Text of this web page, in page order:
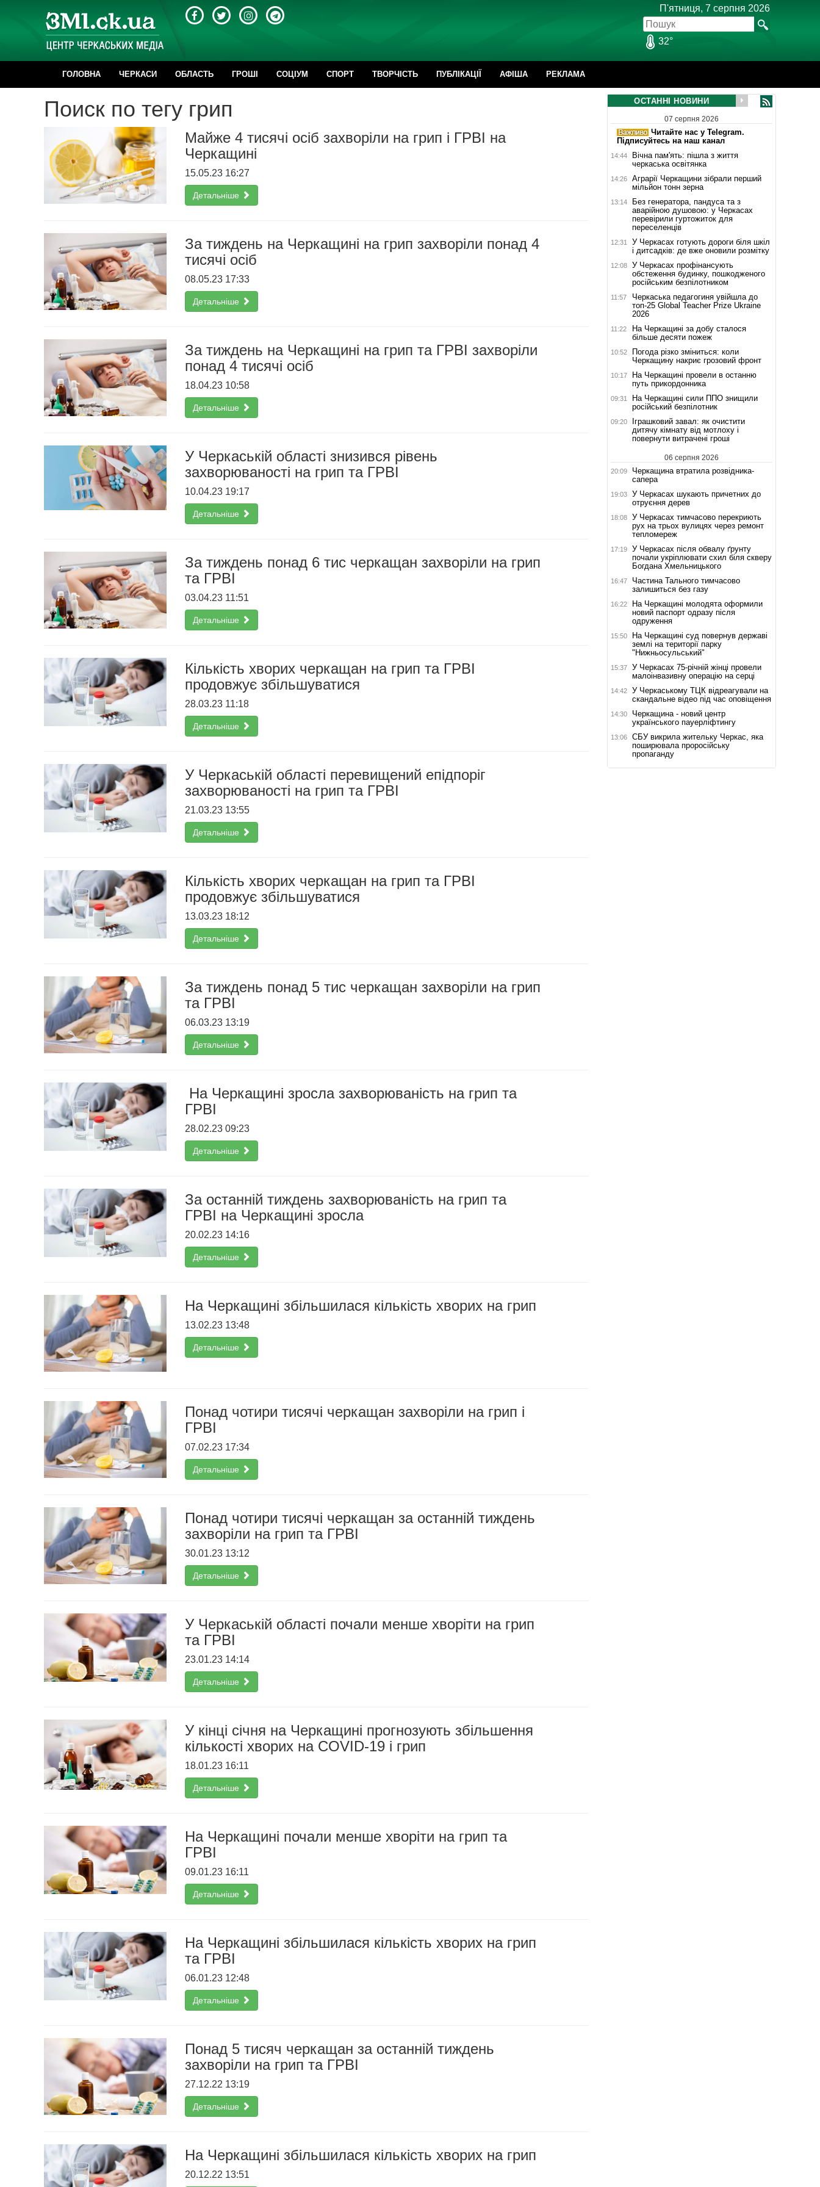
П'ятниця, 7 серпня 2026
32°
ГОЛОВНА ЧЕРКАСИ ОБЛАСТЬ ГРОШІ CОЦІУМ СПОРТ ТВОРЧІСТЬ ПУБЛІКАЦІЇ АФІША РЕКЛАМА
Поиск по тегу грип
Майже 4 тисячі осіб захворіли на грип і ГРВІ на
Черкащині
15.05.23 16:27
Детальніше
За тиждень на Черкащині на грип захворіли понад 4
тисячі осіб
08.05.23 17:33
Детальніше
За тиждень на Черкащині на грип та ГРВІ захворіли
понад 4 тисячі осіб
18.04.23 10:58
Детальніше
У Черкаській області знизився рівень
захворюваності на грип та ГРВІ
10.04.23 19:17
Детальніше
За тиждень понад 6 тис черкащан захворіли на грип
та ГРВІ
03.04.23 11:51
Детальніше
Кількість хворих черкащан на грип та ГРВІ
продовжує збільшуватися
28.03.23 11:18
Детальніше
У Черкаській області перевищений епідпоріг
захворюваності на грип та ГРВІ
21.03.23 13:55
Детальніше
Кількість хворих черкащан на грип та ГРВІ
продовжує збільшуватися
13.03.23 18:12
Детальніше
За тиждень понад 5 тис черкащан захворіли на грип
та ГРВІ
06.03.23 13:19
Детальніше
На Черкащині зросла захворюваність на грип та
ГРВІ
28.02.23 09:23
Детальніше
За останній тиждень захворюваність на грип та
ГРВІ на Черкащині зросла
20.02.23 14:16
Детальніше
На Черкащині збільшилася кількість хворих на грип
13.02.23 13:48
Детальніше
Понад чотири тисячі черкащан захворіли на грип і
ГРВІ
07.02.23 17:34
Детальніше
Понад чотири тисячі черкащан за останній тиждень
захворіли на грип та ГРВІ
30.01.23 13:12
Детальніше
У Черкаській області почали менше хворіти на грип
та ГРВІ
23.01.23 14:14
Детальніше
У кінці січня на Черкащині прогнозують збільшення
кількості хворих на COVID-19 і грип
18.01.23 16:11
Детальніше
На Черкащині почали менше хворіти на грип та
ГРВІ
09.01.23 16:11
Детальніше
На Черкащині збільшилася кількість хворих на грип
та ГРВІ
06.01.23 12:48
Детальніше
Понад 5 тисяч черкащан за останній тиждень
захворіли на грип та ГРВІ
27.12.22 13:19
Детальніше
На Черкащині збільшилася кількість хворих на грип
20.12.22 13:51
ОСТАННІ НОВИНИ
07 серпня 2026
Читайте нас у Telegram.
Підписуйтесь на наш канал
14:44
Вічна пам'ять: пішла з життя
черкаська освітянка
14:26
Аграрії Черкащини зібрали перший
мільйон тонн зерна
13:14
Без генератора, пандуса та з
аварійною душовою: у Черкасах
перевірили гуртожиток для
переселенців
12:31
У Черкасах готують дороги біля шкіл
і дитсадків: де вже оновили розмітку
12:08
У Черкасах профінансують
обстеження будинку, пошкодженого
російським безпілотником
11:57
Черкаська педагогиня увійшла до
топ-25 Global Teacher Prize Ukraine
2026
11:22
На Черкащині за добу сталося
більше десяти пожеж
10:52
Погода різко зміниться: коли
Черкащину накриє грозовий фронт
10:17
На Черкащині провели в останню
путь прикордонника
09:31
На Черкащині сили ППО знищили
російський безпілотник
09:20
Іграшковий завал: як очистити
дитячу кімнату від мотлоху і
повернути витрачені гроші
06 серпня 2026
20:09
Черкащина втратила розвідника-
сапера
19:03
У Черкасах шукають причетних до
отруєння дерев
18:08
У Черкасах тимчасово перекриють
рух на трьох вулицях через ремонт
тепломереж
17:19
У Черкасах після обвалу ґрунту
почали укріплювати схил біля скверу
Богдана Хмельницького
16:47
Частина Тального тимчасово
залишиться без газу
16:22
На Черкащині молодята оформили
новий паспорт одразу після
одруження
15:50
На Черкащині суд повернув державі
землі на території парку
"Нижньосульський"
15:37
У Черкасах 75-річній жінці провели
малоінвазивну операцію на серці
14:42
У Черкаському ТЦК відреагували на
скандальне відео під час оповіщення
14:30
Черкащина - новий центр
українського пауерліфтингу
13:06
СБУ викрила жительку Черкас, яка
поширювала проросійську
пропаганду